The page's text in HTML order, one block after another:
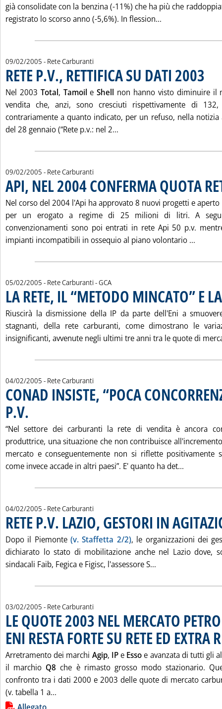
già consolidate con la benzina (-11%) che ha più che
registrato lo scorso anno (-5,6%). In flession...
09/02/2005 - Rete Carburanti
RETE P.V., RETTIFICA SU DATI 2003
Nel 2003 Total, Tamoil eShell non hanno visto diminuire il
vendita che, anzi, sono cresciuti rispettivamente di
contrariamente a quanto indicato, per un refuso, nella notizia
del 28 gennaio (“Rete p.v.: nel 2...
09/02/2005 - Rete Carburanti
API, NEL 2004 CONFERMA QUOTA
Nel corso del 2004 l'Api ha approvato 8 nuovi progetti e
per un erogato a regime di 25 milioni di litri. A
convenzionamenti sono poi entrati in rete Api 50 p.v.
impianti incompatibili in ossequio al piano volontario ...
05/02/2005 - Rete Carburanti -di:
GCA
LA RETE, IL “METODO MINCATO” E
Riuscirà la dismissione della IP da parte dell'Eni a
stagnanti, della rete carburanti, come dimostrano le
insignificanti, avvenute negli ultimi tre anni tra le quote di
04/02/2005 - Rete Carburanti
CONAD INSISTE, “POCA
P.V.
“Nel settore dei carburanti la rete di vendita è ancora
produttrice, una situazione che non contribuisce
mercato e conseguentemente non si riflette positivamente
come invece accade in altri paesi”. E' quanto ha det...
04/02/2005 - Rete Carburanti
RETE P.V. LAZIO, GESTORI IN
Dopo il Piemonte(v. Staffetta 2/2), le organizzazioni dei
dichiarato lo stato di mobilitazione anche nel Lazio dove,
sindacali Faib, Fegica e Figisc, l'assessore S...
03/02/2005 - Rete Carburanti
LE QUOTE 2003 NEL MERCATO
ENI RESTA FORTE SU RETE ED EXTRA
Arretramento dei marchi Agip, IPe Essoe avanzata di tutti gli
il marchio Q8 che è rimasto grosso modo stazionario.
confronto tra i dati 2000 e 2003 delle quote di mercato
(v. tabella 1 a...